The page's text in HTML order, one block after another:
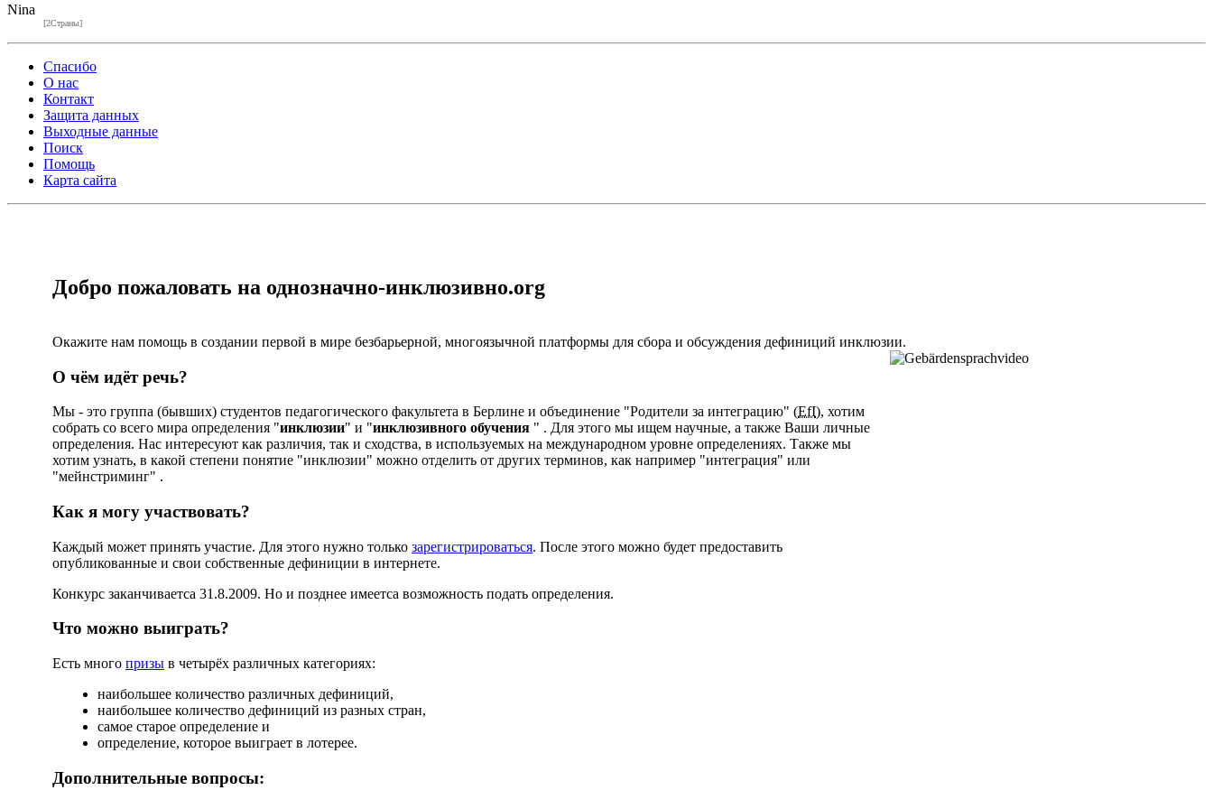
Nina
[2Страны]
Спасибо
О нас
Контакт
Защита данных
Выходные данные
Поиск
Помощь
Карта сайта
Добро пожаловать на однозначно-инклюзивно.org
Окажите нам помощь в создании первой в мире безбарьерной, многоязычной платформы для сбора и обсуждения дефиниций инклюзии.
О чём идёт речь?
Мы - это группа (бывших) студентов педагогического факультета в Берлине и объединение "Родители за интеграцию" (EfI), хотим
собрать со всего мира определения "инклюзии" и "инклюзивного обучения " . Для этого мы ищем научные, а также Ваши личные
определения. Нас интересуют как различия, так и сходства, в используемых на международном уровне определениях. Также мы
хотим узнать, в какой степени понятие "инклюзии" можно отделить от других терминов, как например "интеграция" или
"мейнстриминг" .
Как я могу участвовать?
Каждый может принять участие. Для этого нужно только зарегистрироваться. После этого можно будет предоставить
опубликованные и свои собственные дефиниции в интернете.
Конкурс заканчиваетса 31.8.2009. Но и позднее имеетса возможность подать определения.
Что можно выиграть?
Есть много призы в четырёх различных категориях:
наибольшее количество различных дефиниций,
наибольшее количество дефиниций из разных стран,
самое старое определение и
определение, которое выиграет в лотерее.
Дополнительные вопросы: